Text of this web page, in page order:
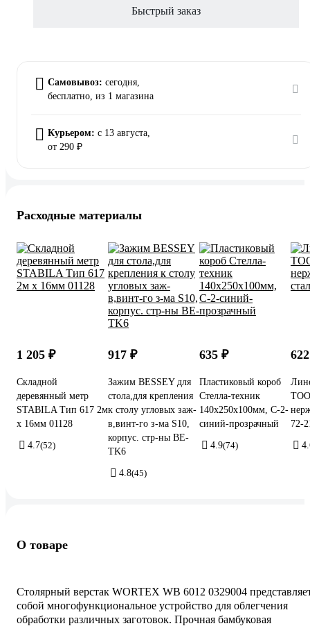
Быстрый заказ
Самовывоз: сегодня,
бесплатно, из 1 магазина
Курьером: c 13 августа,
от 290 ₽
Расходные материалы
1 205 ₽
Складной
деревянный метр
STABILA Тип 617 2м
х 16мм 01128
4.7(52)
917 ₽
Зажим BESSEY для
стола,для крепления
к столу угловых заж-
в,винт-го з-ма S10,
корпус. стр-ны BE-
TK6
4.8(45)
635 ₽
Пластиковый короб
Стелла-техник
140х250х100мм, С-2-
синий-прозрачный
4.9(74)
72-
О товаре
Столярный верстак WORTEX WB 6012 0329004
собой многофункциональное устройство для облегчения
обработки различных заготовок. Прочная бамбуковая